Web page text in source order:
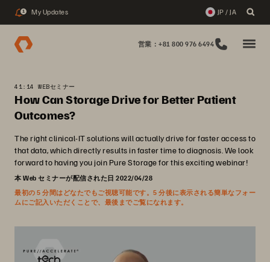
1 My Updates JP / JA
営業：+81 800 976 6494
41:14 WEBセミナー
How Can Storage Drive for Better Patient
Outcomes?
The right clinical-IT solutions will actually drive for faster access to
that data, which directly results in faster time to diagnosis. We look
forward to having you join Pure Storage for this exciting webinar!
本 Web セミナーが配信された日 2022/04/28
最初の 5 分間はどなたでもご視聴可能です。5 分後に表示される簡単なフォー
ムにご記入いただくことで、最後までご覧になれます。